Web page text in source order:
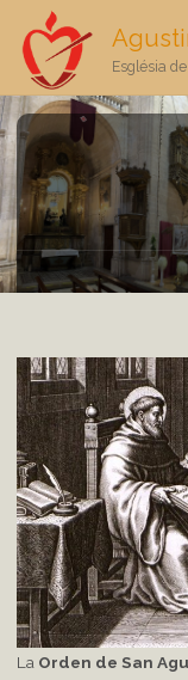
Església
La Orden de San